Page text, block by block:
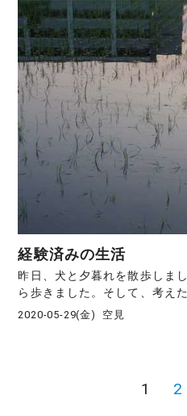
経験済みの生活
昨日、犬と夕暮れを散歩しま
ら歩きました。そして、考え
2020-05-29(金) 空見
1 2